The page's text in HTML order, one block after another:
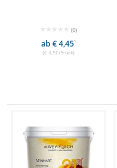
(0)
ab € 4,451
(€ 4,50/Stück)